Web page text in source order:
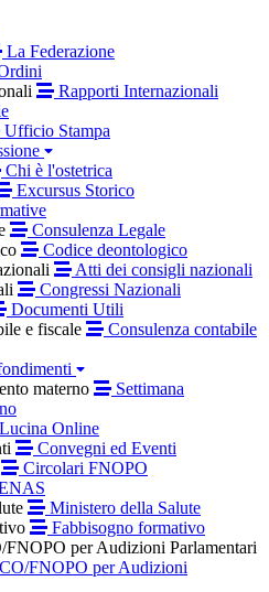
La Federazione
Rapporti Internazionali
Ufficio Stampa
Chi è l'ostetrica
Excursus Storico
Consulenza Legale
Codice deontologico
Atti dei consigli nazionali
Congressi Nazionali
Documenti Utili
e fiscale
Consulenza contabile
materno
Settimana
Lucina Online
Convegni ed Eventi
Circolari FNOPO
Ministero della Salute
Fabbisogno formativo
per Audizioni Parlamentari
FNOPO per Audizioni